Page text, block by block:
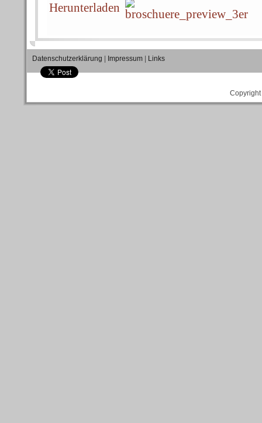
Herunterladen
Datenschutzerklärung Impressum Links